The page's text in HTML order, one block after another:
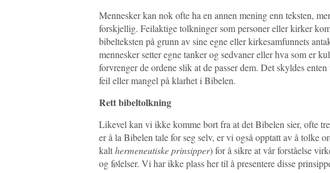
Mennesker kan nok ofte ha en annen mening enn teksten,
forskjellig. Feilaktige tolkninger som personer eller kirker
bibelteksten på grunn av sine egne eller kirkesamfunnets
mennesker setter egne tanker og sedvaner eller hva som er
forvrenger de ordene slik at de passer dem. Det skyldes
feil eller mangel på klarhet i Bibelen.
Rett bibeltolkning
Likevel kan vi ikke komme bort fra at det Bibelen sier, ofte
er å la Bibelen tale for seg selv, er vi også opptatt av å tolke
kalthermeneutiske prinsipper) for å sikre at vår forståelse
og følelser. Vi har ikke plass her til å presentere disse